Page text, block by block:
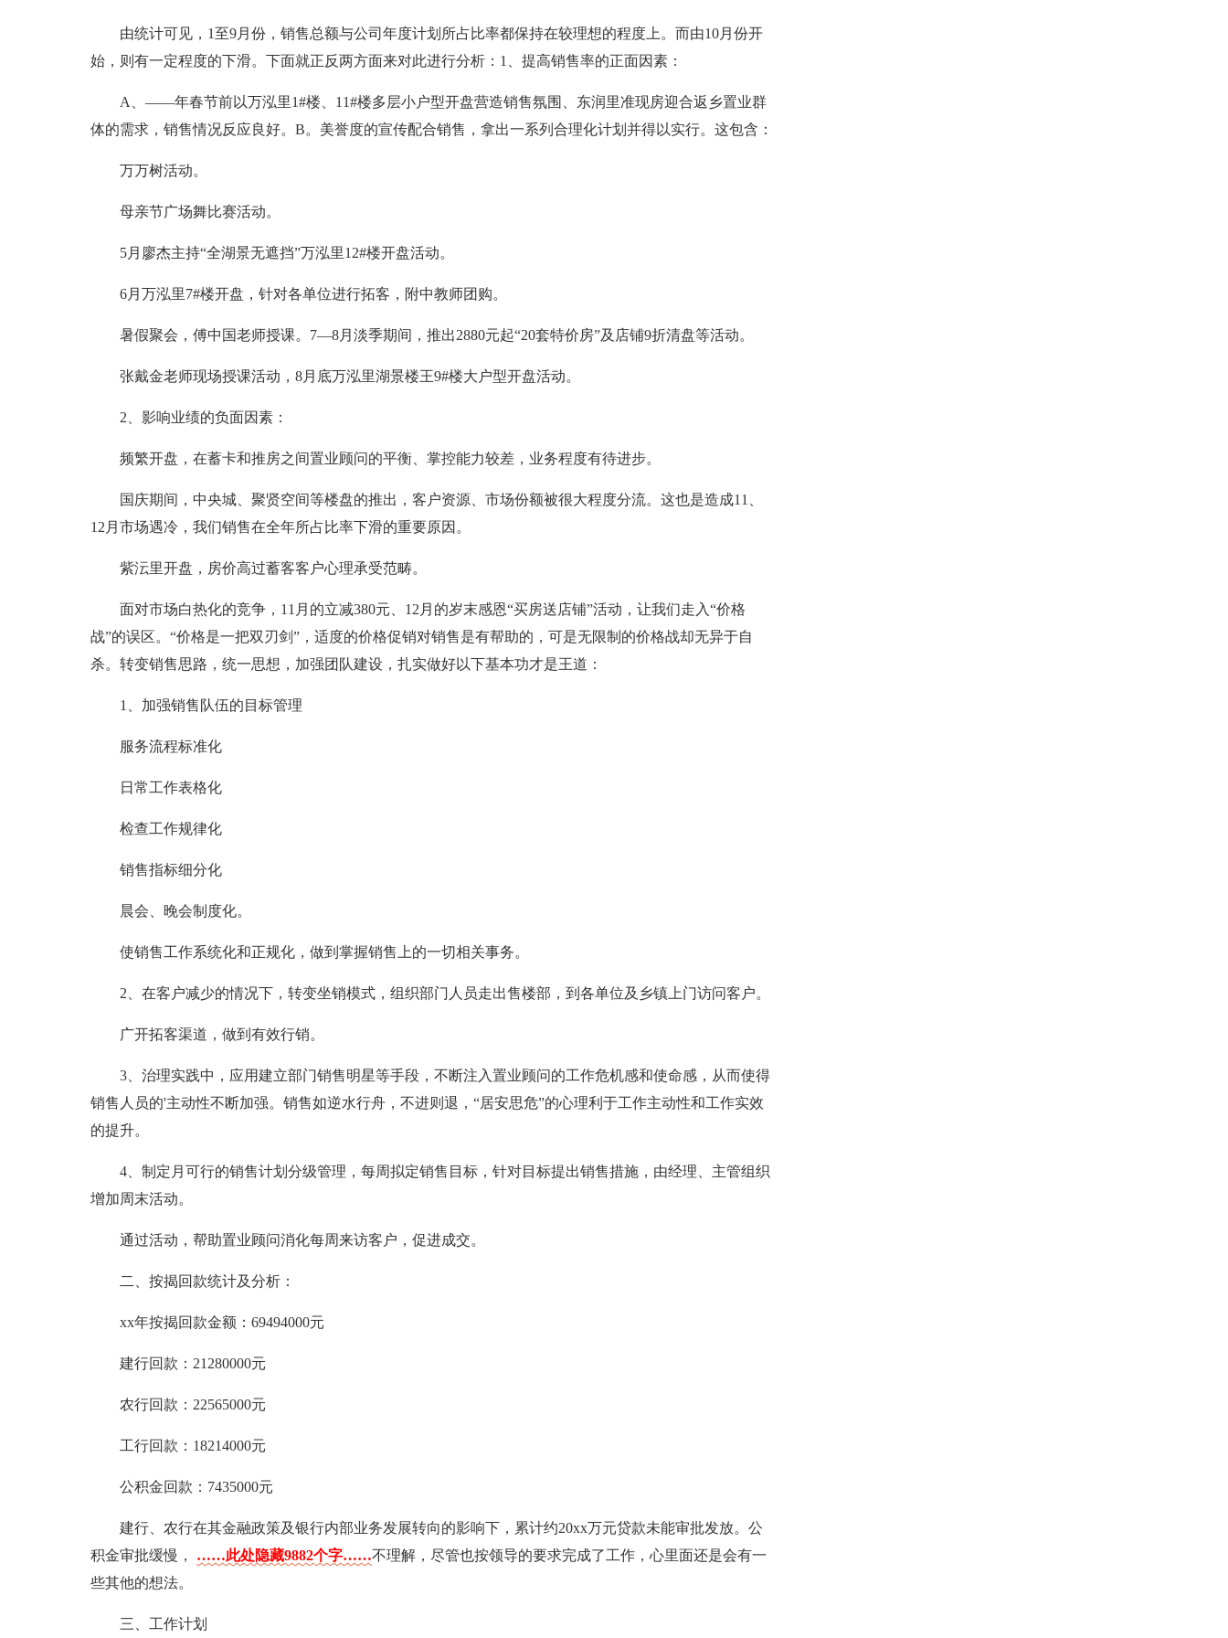
由统计可见，1至9月份，销售总额与公司年度计划所占比率都保持在较理想的程度上。而由10月份开
始，则有一定程度的下滑。下面就正反两方面来对此进行分析：1、提高销售率的正面因素：
A、——年春节前以万泓里1#楼、11#楼多层小户型开盘营造销售氛围、东润里准现房迎合返乡置业群
体的需求，销售情况反应良好。B。美誉度的宣传配合销售，拿出一系列合理化计划并得以实行。这包含：
万万树活动。
母亲节广场舞比赛活动。
5月廖杰主持“全湖景无遮挡”万泓里12#楼开盘活动。
6月万泓里7#楼开盘，针对各单位进行拓客，附中教师团购。
暑假聚会，傅中国老师授课。7—8月淡季期间，推出2880元起“20套特价房”及店铺9折清盘等活动。
张戴金老师现场授课活动，8月底万泓里湖景楼王9#楼大户型开盘活动。
2、影响业绩的负面因素：
频繁开盘，在蓄卡和推房之间置业顾问的平衡、掌控能力较差，业务程度有待进步。
国庆期间，中央城、聚贤空间等楼盘的推出，客户资源、市场份额被很大程度分流。这也是造成11、
12月市场遇冷，我们销售在全年所占比率下滑的重要原因。
紫沄里开盘，房价高过蓄客客户心理承受范畴。
面对市场白热化的竞争，11月的立减380元、12月的岁末感恩“买房送店铺”活动，让我们走入“价格
战”的误区。“价格是一把双刃剑”，适度的价格促销对销售是有帮助的，可是无限制的价格战却无异于自
杀。转变销售思路，统一思想，加强团队建设，扎实做好以下基本功才是王道：
1、加强销售队伍的目标管理
服务流程标准化
日常工作表格化
检查工作规律化
销售指标细分化
晨会、晚会制度化。
使销售工作系统化和正规化，做到掌握销售上的一切相关事务。
2、在客户减少的情况下，转变坐销模式，组织部门人员走出售楼部，到各单位及乡镇上门访问客户。
广开拓客渠道，做到有效行销。
3、治理实践中，应用建立部门销售明星等手段，不断注入置业顾问的工作危机感和使命感，从而使得
销售人员的'主动性不断加强。销售如逆水行舟，不进则退，“居安思危”的心理利于工作主动性和工作实效
的提升。
4、制定月可行的销售计划分级管理，每周拟定销售目标，针对目标提出销售措施，由经理、主管组织
增加周末活动。
通过活动，帮助置业顾问消化每周来访客户，促进成交。
二、按揭回款统计及分析：
xx年按揭回款金额：69494000元
建行回款：21280000元
农行回款：22565000元
工行回款：18214000元
公积金回款：7435000元
建行、农行在其金融政策及银行内部业务发展转向的影响下，累计约20xx万元贷款未能审批发放。公
积金审批缓慢， ……此处隐藏9882个字……不理解，尽管也按领导的要求完成了工作，心里面还是会有一
些其他的想法。
三、工作计划